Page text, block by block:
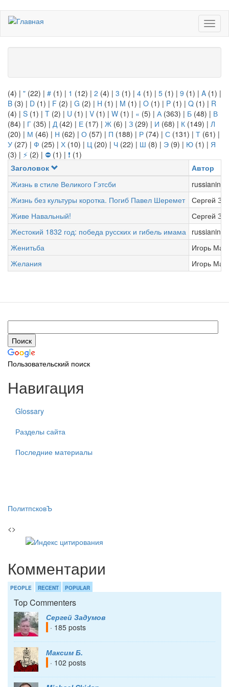
Перейти
основному
содержанию
(4) | " (22) | # (1) | 1 (12) | 2 (4) | 3 (1) | 4 (1) | 5 (1) | 9 (1) | A (1) |
B (3) | D (1) | F (2) | G (2) | H (1) | M (1) | O (1) | P (1) | Q (1) | R
(4) | S (1) | T (2) | U (1) | V (1) | W (1) | « (5) | А(363) | Б (48) | В
(84) | Г (35) | Д(42) | Е (17) | Ж (6) | З (29) | И (68) | К (149) | Л
(20) | М (46) | Н (62) | О (57) | П (188) | Р (74) | С (131) | Т (61) |
У (27) | Ф (25) | Х (10) | Ц (20) | Ч (22) | Ш (8) | Э (9) | Ю (1) | Я
(3) | ⚡ (2) | ⛔ (1) | ❗ (1)
Заголовок
Автор
Жизнь в стиле Великого Гэтсби
Жизнь без культуры коротка. Погиб Павел Шеремет
Сергей
Живе Навальный!
Сергей
Жестокий 1832 год: победа русских и гибель имама
Женитьба
Игорь
Желания
Игорь
Пользовательский поиск
Навигация
Glossary
Разделы сайта
Последние материалы
ПолитпсковЪ
<>
Комментарии
PEOPLE RECENT POPULAR
Top Commenters
Сергей Задумов
· 185 posts
Максим Б.
· 102 posts